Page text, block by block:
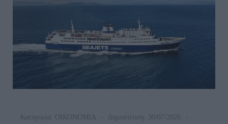
Κατηγορία: ΟΙΚΟΝΟΜΙΑ
Δημοσίευση: 30/07/2026